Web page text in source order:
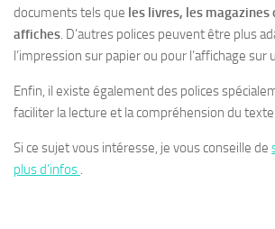
documents tels que les livres, les magazines
affiches. D’autres polices peuvent être plus
l’impression sur papier ou pour l’affichage sur
Enfin, il existe également des polices
faciliter la lecture et la compréhension du texte.
Si ce sujet vous intéresse, je vous conseille de
plus d’infos .